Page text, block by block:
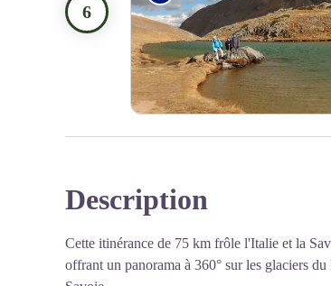
Description
Cette itinérance de 75 km frôle l'Italie et la
offrant un panorama à 360° sur les glaciers